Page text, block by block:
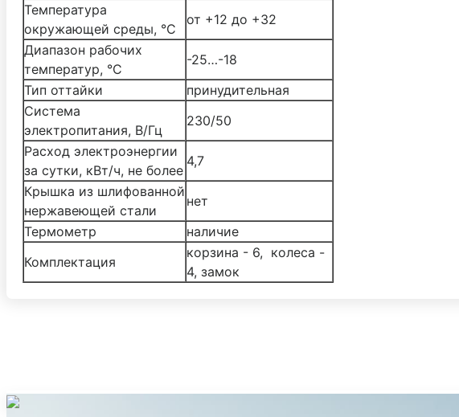
Температура
окружающей среды, °С
от +12 до +32
Диапазон рабочих
температур, °C
-25…-18
Тип оттайки
принудительная
Система
электропитания, В/Гц
230/50
Расход электроэнергии
за сутки, кВт/ч, не более
4,7
Крышка из шлифованной
нержавеющей стали
нет
Термометр
наличие
Комплектация
корзина - 6, колеса -
4, замок